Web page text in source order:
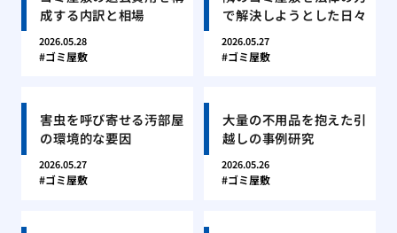
成する内訳と相場
2026.05.28
ゴミ屋敷
で解決しようとした日々
2026.05.27
ゴミ屋敷
害虫を呼び寄せる汚部屋
の環境的な要因
2026.05.27
ゴミ屋敷
大量の不用品を抱えた引
越しの事例研究
2026.05.26
ゴミ屋敷